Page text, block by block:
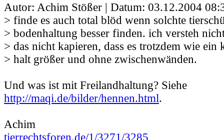
Autor: Achim Stößer | Datum: 03.12.2004
> finde es auch total blöd wenn solchte
> bodenhaltung besser finden. ich versteh
> das nicht kapieren, dass es trotzdem wie ein
> halt größer und ohne zwischenwänden.
Und was ist mit Freilandhaltung? Siehe
http://maqi.de/bilder/hennen.html.
Achim
tierrechtsforen.de/1/3271/3285